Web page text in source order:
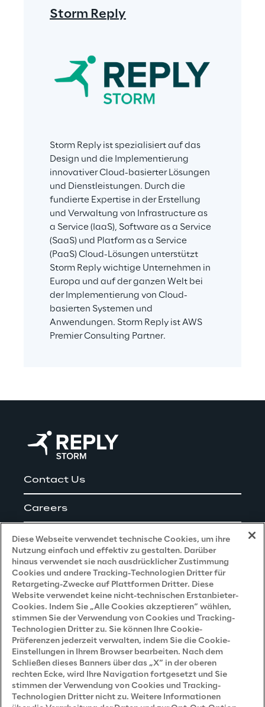
Storm Reply
Storm Reply ist spezialisiert auf das
Design und die Implementierung
innovativer Cloud-basierter Lösungen
und Dienstleistungen. Durch die
fundierte Expertise in der Erstellung
und Verwaltung von Infrastructure as
a Service (IaaS), Software as a Service
(SaaS) und Platform as a Service
(PaaS) Cloud-Lösungen unterstützt
Storm Reply wichtige Unternehmen in
Europa und auf der ganzen Welt bei
der Implementierung von Cloud-
basierten Systemen und
Anwendungen. Storm Reply ist AWS
Premier Consulting Partner.
Contact Us
Careers
Impressum
Privacy and Legal
Datenschutz- und Cookie Richtlinie
Datenschutzhinweis(Bewerber)
Datenschutzhinweis (Kunden)
Datenschutzhinweis(Dienstleister)
Datenschutzhinweis(Marketing)
Diese Webseite verwendet technische Cookies, um ihre
Nutzung einfach und effektiv zu gestalten. Darüber
hinaus verwendet sie nach ausdrücklicher Zustimmung
Cookies und andere Tracking-Technologien Dritter für
Retargeting-Zwecke auf Plattformen Dritter. Diese
Website verwendet keine nicht-technischen Erstanbieter-
Cookies. Indem Sie „Alle Cookies akzeptieren“ wählen,
stimmen Sie der Verwendung von Cookies und Tracking-
Technologien Dritter zu. Sie können Ihre Cookie-
Präferenzen jederzeit verwalten, indem Sie die Cookie-
Einstellungen in Ihrem Browser bearbeiten. Nach dem
Schließen dieses Banners über das „X“ in der oberen
rechten Ecke, wird Ihre Navigation fortgesetzt und Sie
stimmen der Verwendung von Cookies und Tracking-
Technologien Dritter nicht zu. Weitere Informationen